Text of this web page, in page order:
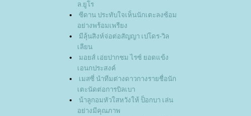
ล.ยูโร
ซีดาน ประทับใจเห็นนักเตะลงซ้อม
อย่างพร้อมเพรียง
มีลุ้นสิงห์จ่อต่อสัญญา เปโดร-วิล
เลียน
มอยส์ เอ่ยปากชม ไรซ์ ยอดแข้ง
เอนกประสงค์
เมสซี่ นำทีมต่างดาวกางรายชื่อนัก
เตะนัดต่อการบิลเบา
น้าลูกอมหัวใสหวังให้ ป็อกบา เล่น
อย่างมีคุณภาพ